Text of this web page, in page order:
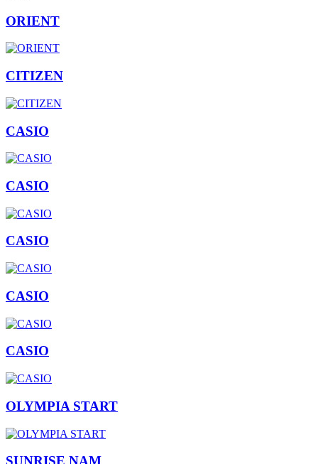
ORIENT
CITIZEN
CASIO
CASIO
CASIO
CASIO
CASIO
OLYMPIA START
SUNRISE NAM